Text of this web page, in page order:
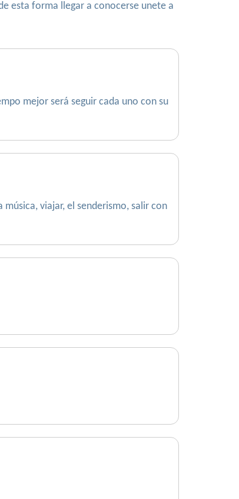
esta forma llegar a conocerse unete a
mejor será seguir cada uno con su
viajar, el senderismo, salir con